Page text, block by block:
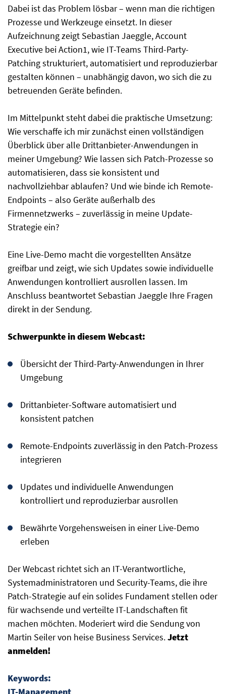
Dabei ist das Problem lösbar – wenn man die richtigen
Prozesse und Werkzeuge einsetzt. In dieser
Aufzeichnung zeigt Sebastian Jaeggle, Account
Executive bei Action1, wie IT-Teams Third-Party-
Patching strukturiert, automatisiert und reproduzierbar
gestalten können – unabhängig davon, wo sich die zu
betreuenden Geräte befinden.
Im Mittelpunkt steht dabei die praktische Umsetzung:
Wie verschaffe ich mir zunächst einen vollständigen
Überblick über alle Drittanbieter-Anwendungen in
meiner Umgebung? Wie lassen sich Patch-Prozesse so
automatisieren, dass sie konsistent und
nachvollziehbar ablaufen? Und wie binde ich Remote-
Endpoints – also Geräte außerhalb des
Firmennetzwerks – zuverlässig in meine Update-
Strategie ein?
Eine Live-Demo macht die vorgestellten Ansätze
greifbar und zeigt, wie sich Updates sowie individuelle
Anwendungen kontrolliert ausrollen lassen. Im
Anschluss beantwortet Sebastian Jaeggle Ihre Fragen
direkt in der Sendung.
Schwerpunkte in diesem Webcast:
Übersicht der Third-Party-Anwendungen in Ihrer
Umgebung
Drittanbieter-Software automatisiert und
konsistent patchen
Remote-Endpoints zuverlässig in den Patch-Prozess
integrieren
Updates und individuelle Anwendungen
kontrolliert und reproduzierbar ausrollen
Bewährte Vorgehensweisen in einer Live-Demo
erleben
Der Webcast richtet sich an IT-Verantwortliche,
Systemadministratoren und Security-Teams, die ihre
Patch-Strategie auf ein solides Fundament stellen oder
für wachsende und verteilte IT-Landschaften fit
machen möchten. Moderiert wird die Sendung von
Martin Seiler von heise Business Services.Jetzt
anmelden!
Keywords: